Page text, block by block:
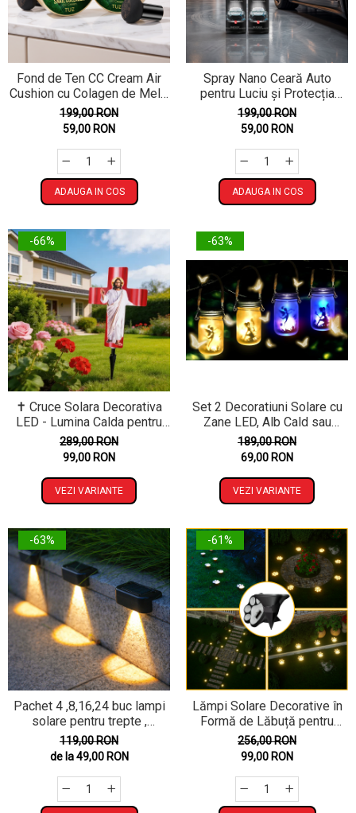
Fond de Ten CC Cream Air
Cushion cu Colagen de Melc,
Nuanța 02 Natural Skin - 1+1
Cadou, Aplicator Burete
199,00 RON
59,00 RON
ADAUGA IN COS
Spray Nano Ceară Auto
pentru Luciu și Protecția
Caroseriei, 437 ml - 1+1
Cadou
199,00 RON
59,00 RON
ADAUGA IN COS
-66%
✝️ Cruce Solara Decorativa
LED - Lumina Calda pentru
Comemorare si Liniste
289,00 RON
99,00 RON
VEZI VARIANTE
-63%
Set 2 Decoratiuni Solare cu
Zane LED, Alb Cald sau
Multicolor - Iluminare
Ambientala pentru Gradina,
Terasa si Balcon
189,00 RON
69,00 RON
VEZI VARIANTE
-63%
Pachet 4 ,8,16,24 buc lampi
solare pentru trepte ,
balustrada ,glaf , lumina
calda/rece
119,00 RON
de la 49,00 RON
-61%
Lămpi Solare Decorative în
Formă de Lăbuță pentru
Grădină - Set 2 sau 4 Bucăți,
LED Alb Cald
256,00 RON
99,00 RON